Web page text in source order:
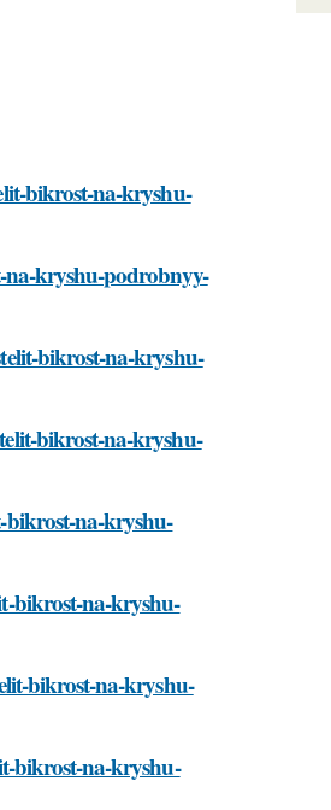
bikrost-na-kryshu-
na-kryshu-podrobnyy-
bikrost-na-kryshu-
bikrost-na-kryshu-
bikrost-na-kryshu-
bikrost-na-kryshu-
bikrost-na-kryshu-
bikrost-na-kryshu-